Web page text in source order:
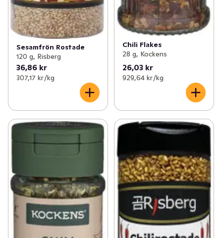
Sesamfrön Rostade
120 g, Risberg
36,86 kr
307,17 kr /kg
Chili Flakes
28 g, Kockens
26,03 kr
929,64 kr /kg